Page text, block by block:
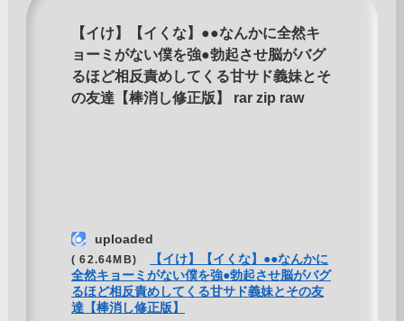
【イけ】【イくな】●●なんかに全然キ
ョーミがない僕を強●勃起させ脳がバグ
るほど相反責めしてくる甘サド義妹とそ
の友達【棒消し修正版】 rar zip raw
uploaded
( 62.64MB)
【イけ】【イくな】●●なんかに
全然キョーミがない僕を強●勃起させ脳がバグ
るほど相反責めしてくる甘サド義妹とその友
達【棒消し修正版】